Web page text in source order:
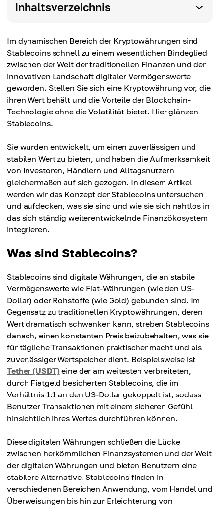
Inhaltsverzeichnis
Im dynamischen Bereich der Kryptowährungen sind
Stablecoins schnell zu einem wesentlichen Bindeglied
zwischen der Welt der traditionellen Finanzen und der
innovativen Landschaft digitaler Vermögenswerte
geworden. Stellen Sie sich eine Kryptowährung vor, die
ihren Wert behält und die Vorteile der Blockchain-
Technologie ohne die Volatilität bietet. Hier glänzen
Stablecoins.
Sie wurden entwickelt, um einen zuverlässigen und
stabilen Wert zu bieten, und haben die Aufmerksamkeit
von Investoren, Händlern und Alltagsnutzern
gleichermaßen auf sich gezogen. In diesem Artikel
werden wir das Konzept der Stablecoins untersuchen
und aufdecken, was sie sind und wie sie sich nahtlos in
das sich ständig weiterentwickelnde Finanzökosystem
integrieren.
Was sind Stablecoins?
Stablecoins sind digitale Währungen, die an stabile
Vermögenswerte wie Fiat-Währungen (wie den US-
Dollar) oder Rohstoffe (wie Gold) gebunden sind. Im
Gegensatz zu traditionellen Kryptowährungen, deren
Wert dramatisch schwanken kann, streben Stablecoins
danach, einen konstanten Preis beizubehalten, was sie
für tägliche Transaktionen praktischer macht und als
zuverlässiger Wertspeicher dient. Beispielsweise ist
Tether (USDT) eine der am weitesten verbreiteten,
durch Fiatgeld besicherten Stablecoins, die im
Verhältnis 1:1 an den US-Dollar gekoppelt ist, sodass
Benutzer Transaktionen mit einem sicheren Gefühl
hinsichtlich ihres Wertes durchführen können.
Diese digitalen Währungen schließen die Lücke
zwischen herkömmlichen Finanzsystemen und der Welt
der digitalen Währungen und bieten Benutzern eine
stabilere Alternative. Stablecoins finden in
verschiedenen Bereichen Anwendung, vom Handel und
Überweisungen bis hin zur Erleichterung von